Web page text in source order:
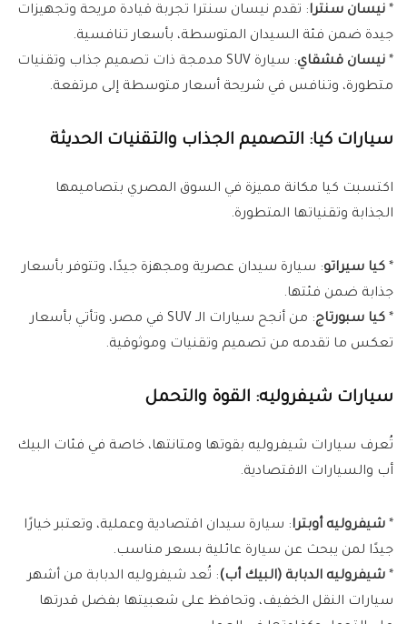
* نيسان سنترا: تقدم نيسان سنترا تجربة قيادة مريحة وتجهيزات
جيدة ضمن فئة السيدان المتوسطة، بأسعار تنافسية.
* نيسان قشقاي
: سيارة SUV مدمجة ذات تصميم جذاب وتقنيات
متطورة، وتنافس في شريحة أسعار متوسطة إلى مرتفعة.
سيارات كيا: التصميم الجذاب والتقنيات الحديثة
اكتسبت كيا مكانة مميزة في السوق المصري بتصاميمها
الجذابة وتقنياتها المتطورة.
* كيا سيراتو: سيارة سيدان عصرية ومجهزة جيدًا، وتتوفر بأسعار
جذابة ضمن فئتها.
* كيا سبورتاج
: من أنجح سيارات الـ SUV في مصر، وتأتي بأسعار
تعكس ما تقدمه من تصميم وتقنيات وموثوقية.
سيارات شيفروليه: القوة والتحمل
تُعرف سيارات شيفروليه بقوتها ومتانتها، خاصة في فئات البيك
أب والسيارات الاقتصادية.
* شيفروليه أوبترا: سيارة سيدان اقتصادية وعملية، وتعتبر خيارًا
جيدًا لمن يبحث عن سيارة عائلية بسعر مناسب.
* شيفروليه الدبابة (البيك أب): تُعد شيفروليه الدبابة من أشهر
سيارات النقل الخفيف، وتحافظ على شعبيتها بفضل قدرتها